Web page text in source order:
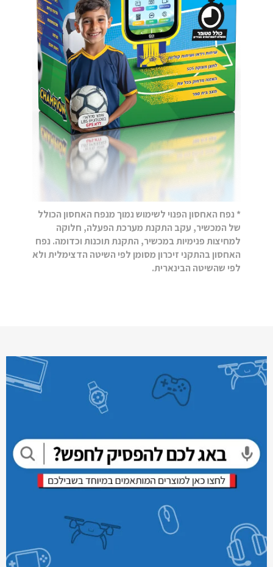
* נפח האחסון הפנוי לשימוש נמוך מנפח האחסון הכולל
של המכשיר, עקב התקנת מערכת הפעלה, חלוקה
למחיצות פנימיות במכשיר, התקנת תוכנות וכדומה. נפח
האחסון בהתקני זיכרון מסומן לפי השיטה הדצימלית ולא
לפי שהשיטה הבינארית.